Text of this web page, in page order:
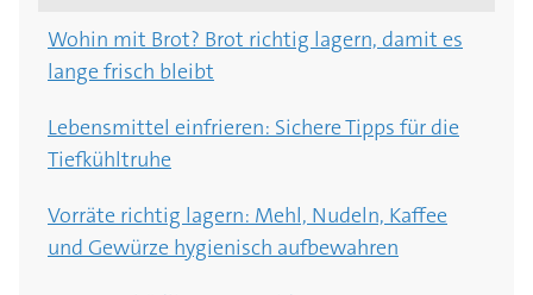
Wohin mit Brot? Brot richtig lagern, damit es
lange frisch bleibt
Lebensmittel einfrieren: Sichere Tipps für die
Tiefkühltruhe
Vorräte richtig lagern: Mehl, Nudeln, Kaffee
und Gewürze hygienisch aufbewahren